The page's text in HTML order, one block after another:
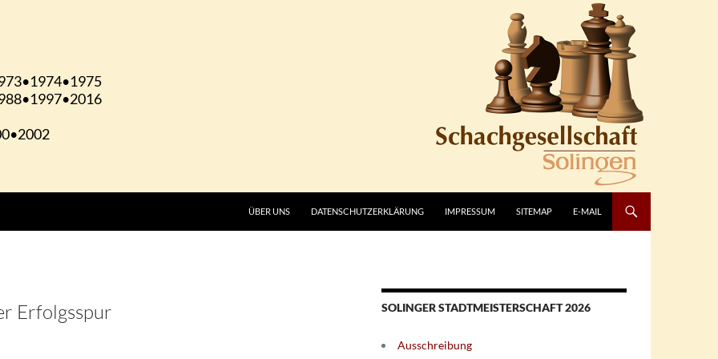
ÜBER UNS DATENSCHUTZERKLÄRUNG IMPRESSUM SITEMAP E-MAIL
Erfolgsspur SOLINGER STADTMEISTERSCHAFT 2026
Ausschreibung